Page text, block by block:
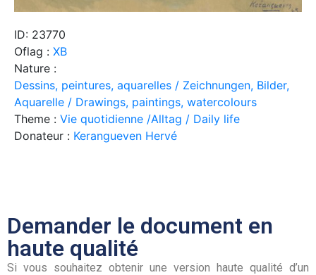
ID: 23770
Oflag : XB
Nature :
Dessins, peintures, aquarelles / Zeichnungen, Bilder,
Aquarelle / Drawings, paintings, watercolours
Theme : Vie quotidienne /Alltag / Daily life
Donateur : Kerangueven Hervé
Demander le document en
haute qualité
Si vous souhaitez obtenir une version haute qualité d’un